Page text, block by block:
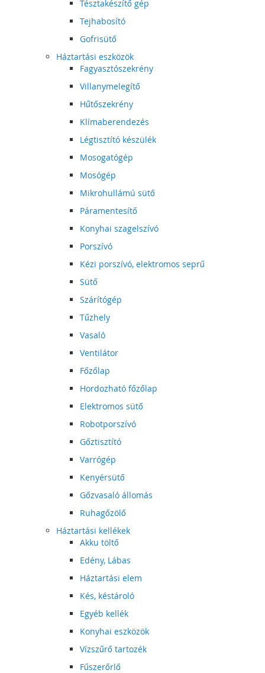
Tésztakészítő gép
Tejhabosító
Gofrisütő
Háztartási eszközök
Fagyasztószekrény
Villanymelegítő
Hűtőszekrény
Klímaberendezés
Légtisztító készülék
Mosogatógép
Mosógép
Mikrohullámú sütő
Páramentesítő
Konyhai szagelszívó
Porszívó
Kézi porszívó, elektromos seprű
Sütő
Szárítógép
Tűzhely
Vasaló
Ventilátor
Főzőlap
Hordozható főzőlap
Elektromos sütő
Robotporszívó
Gőztisztító
Varrógép
Kenyérsütő
Gőzvasaló állomás
Ruhagőzölő
Háztartási kellékek
Akku töltő
Edény, Lábas
Háztartási elem
Kés, késtároló
Egyéb kellék
Konyhai eszközök
Vízszűrő tartozék
Fűszerőrlő